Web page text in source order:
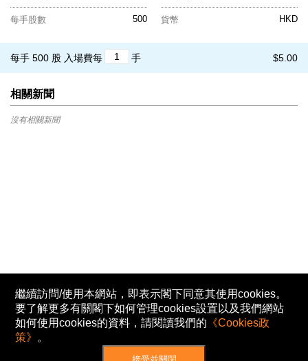
500
每手股數 HKD
貨幣
$5.00
每手 500 股 入場費每 手
相關新聞
沒有相關新聞
繼續訪問/使用本網站，即表示閣下同意其使用cookies。
要了解更多有關閣下如何管理cookies設置以及我們網站
如何使用cookies的資料，請閱讀我們的 《Cookies政
策》 。